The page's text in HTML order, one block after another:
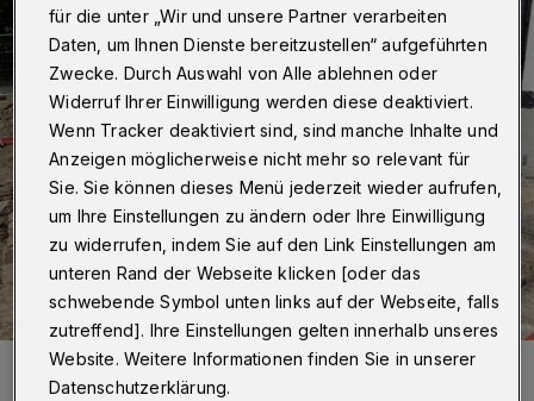
Archäologe Dr. Franz Becker (li.) und Eigentümer Jörg Heynkes.
Foto: Gut Einern
für die unter „Wir und unsere Partner verarbeiten
Daten, um Ihnen Dienste bereitzustellen“ aufgeführten
Zwecke. Durch Auswahl von Alle ablehnen oder
Widerruf Ihrer Einwilligung werden diese deaktiviert.
Wenn Tracker deaktiviert sind, sind manche Inhalte und
Anzeigen möglicherweise nicht mehr so relevant für
Sie. Sie können dieses Menü jederzeit wieder aufrufen,
um Ihre Einstellungen zu ändern oder Ihre Einwilligung
zu widerrufen, indem Sie auf den Link Einstellungen am
unteren Rand der Webseite klicken [oder das
schwebende Symbol unten links auf der Webseite, falls
zutreffend]. Ihre Einstellungen gelten innerhalb unseres
Website. Weitere Informationen finden Sie in unserer
Datenschutzerklärung.